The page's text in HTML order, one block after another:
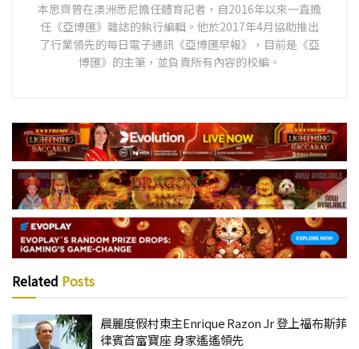
本思齊曾在澳洲悉尼擔任體育記者，自2016年以來一直擔
任《亞博匯》雜誌的執行編輯。他於2017年4月協助推出
了行業領先的每日電子通訊《亞博匯早報》，目前是《亞
博匯》的主筆，並負責所有內容的校編。
Related Posts
晨麗度假村東主Enrique Razon Jr 登上福布斯菲
律賓首富寶座 身家遙遙領先